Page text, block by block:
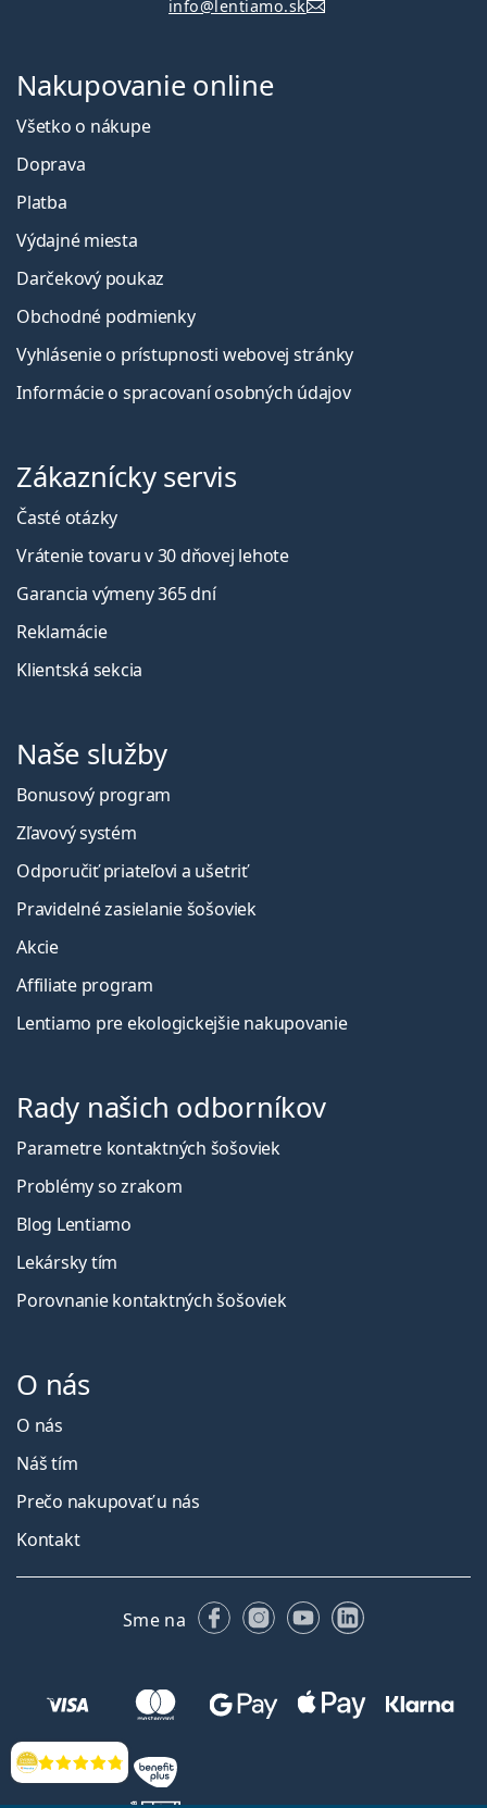
Hodnotenia
info@lentiamo.sk
Nakupovanie online
Všetko o nákupe
Doprava
Platba
Výdajné miesta
Darčekový poukaz
Obchodné podmienky
Vyhlásenie o prístupnosti webovej stránky
Informácie o spracovaní osobných údajov
Zákaznícky servis
Časté otázky
Vrátenie tovaru v 30 dňovej lehote
Garancia výmeny 365 dní
Reklamácie
Klientská sekcia
Naše služby
Bonusový program
Zľavový systém
Odporučiť priateľovi a ušetriť
Pravidelné zasielanie šošoviek
Akcie
Affiliate program
Lentiamo pre ekologickejšie nakupovanie
Rady našich odborníkov
Parametre kontaktných šošoviek
Problémy so zrakom
Blog Lentiamo
Lekársky tím
Porovnanie kontaktných šošoviek
O nás
O nás
Náš tím
Prečo nakupovať u nás
Kontakt
Sme na FacebookuInstagrame
YouTubeLinkedIn